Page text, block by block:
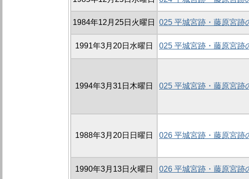
1984年12月25日火曜日 025 平城宮跡・藤原宮跡
1991年3月20日水曜日 025 平城宮跡・藤原宮跡
1994年3月31日木曜日 025 平城宮跡・藤原宮跡
1988年3月20日日曜日 026 平城宮跡・藤原宮跡
1990年3月13日火曜日 026 平城宮跡・藤原宮跡